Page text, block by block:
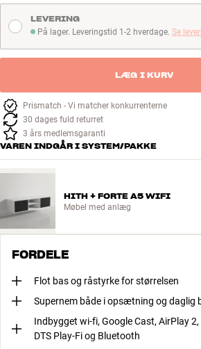
På lager. Leveringstid 1-2 hverdage
På lager. Leveringstid 1-2 hverdage. Se
LEVERING
LÆG I KURV
Prismatch - Vi matcher konkurrenterne
30 dages fuld returret
3 års medlemsgaranti
VAREN INDGÅR I SYSTEM/PAKKE
HITH + FORTE A5 WIFI
Møbel med anlæg
FORDELE
Flot bas og råstyrke for størrelsen
Supernem både i opsætning og daglig
Indbygget wi-fi, Google Cast, AirPlay
DTS Play-Fi og Bluetooth